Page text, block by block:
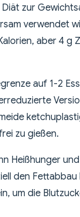
zur
verwendet
aber 4 g
auf 1-2
zu gießen.
Heißhunger
den Fettabbau
um die